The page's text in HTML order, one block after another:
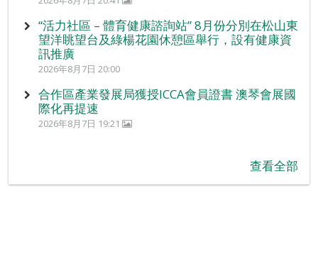
“活力社區 – 體育健康諮詢站” 8月份分別在松山東
望洋眺望台及綠楊花園休憩區舉行，設有健康資
訊推廣
2026年8月7日 20:00
合作區產業發展局獲授ICCA會員證書 澳琴會展國
際化再提速
2026年8月7日 19:21
查看全部